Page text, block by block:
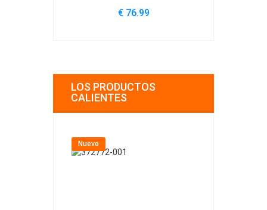
€ 76.99
LOS PRODUCTOS
CALIENTES
Nuevo